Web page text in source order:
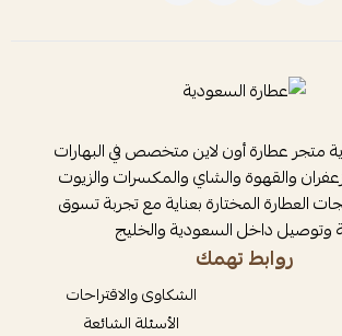
متجر عطارة أون لاين متخصص في البهارات
والقهوة والشاي والمكسرات والزيوت
العطارة المختارة بعناية مع تجربة تسوق
وتوصيل داخل السعودية والخليج
روابط تهمك
الشكاوى والاقتراحات
الأسئلة الشائعة